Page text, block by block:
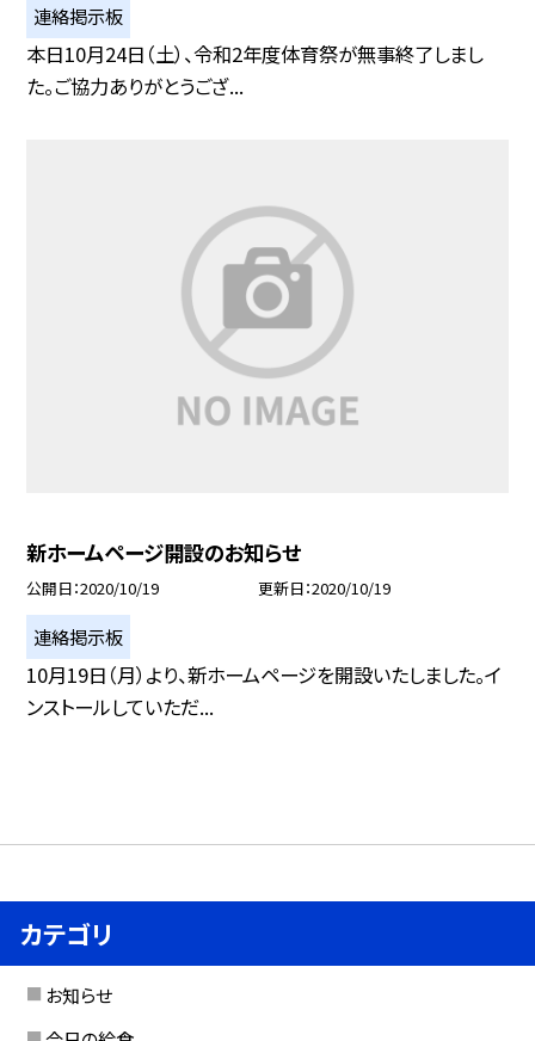
連絡掲示板
本日10月24日（土）、令和2年度体育祭が無事終了しまし
た。ご協力ありがとうござ...
新ホームページ開設のお知らせ
公開日 2020/10/19 更新日 2020/10/19
連絡掲示板
10月19日（月）より、新ホームページを開設いたしました。イ
ンストールしていただ...
カテゴリ
お知らせ